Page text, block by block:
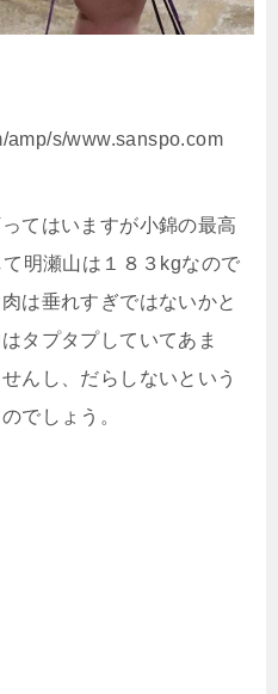
amp/s/www.sanspo.com
てはいますが小錦の最高
明瀬山は１８３kgなので
は垂れすぎではないかと
タプタプしていてあま
んし、だらしないという
でしょう。